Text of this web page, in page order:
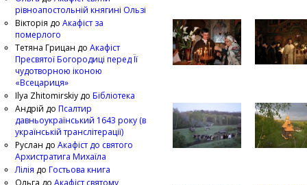
рівноапостольній княгині Ользі
Вікторія до Акафіст за
померлого
Тетяна Грицан до Акафіст
Пресвятої Богородиці перед Її
чудотворною іконою
«Всецариця»
Ilya Zhitomirskiy до Бібліотека
Андрій до Псалтир
давньоукраїнський 1643 року (в
українській транслітерації)
Руслан до Акафіст до святого
Архистратига Михаїла
Лілія до Гостьова книга
Ольга до Акафіст святому